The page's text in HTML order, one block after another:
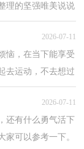
理的坚强唯美说说
走...
2026-07-11
恼，在当下能享受
去运动，不去想过
供的单...
2026-07-11
还有什么勇气活下
家可以参考一下。